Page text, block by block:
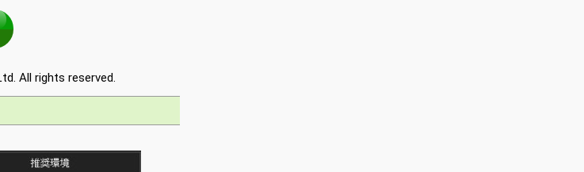
All rights reserved.